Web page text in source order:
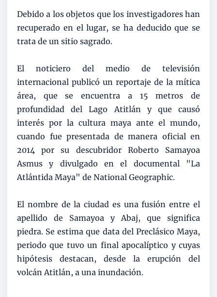
Debido a los objetos que los investigadores han
recuperado en el lugar, se ha deducido que se
trata de un sitio sagrado.
El noticiero del medio de televisión
internacional publicó un reportaje de la mítica
área, que se encuentra a 15 metros de
profundidad del Lago Atitlán y que causó
interés por la cultura maya ante el mundo,
cuando fue presentada de manera oficial en
2014 por su descubridor Roberto Samayoa
Asmus y divulgado en el documental "La
Atlántida Maya" de National Geographic.
El nombre de la ciudad es una fusión entre el
apellido de Samayoa y Abaj, que significa
piedra. Se estima que data del Preclásico Maya,
periodo que tuvo un final apocalíptico y cuyas
hipótesis destacan, desde la erupción del
volcán Atitlán, a una inundación.